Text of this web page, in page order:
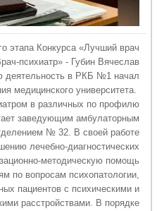
этапа Конкурса «Лучший врач
психиатр» - Губин Вячеслав
деятельность в РКБ №1 начал
медицинского университета.
в различных по профилю
заведующим амбулаторным
№ 32. В своей работе
лечебно-диагностических
методическую помощь
по вопросам психопатологии,
пациентов с психическими и
расстройствами. В порядке